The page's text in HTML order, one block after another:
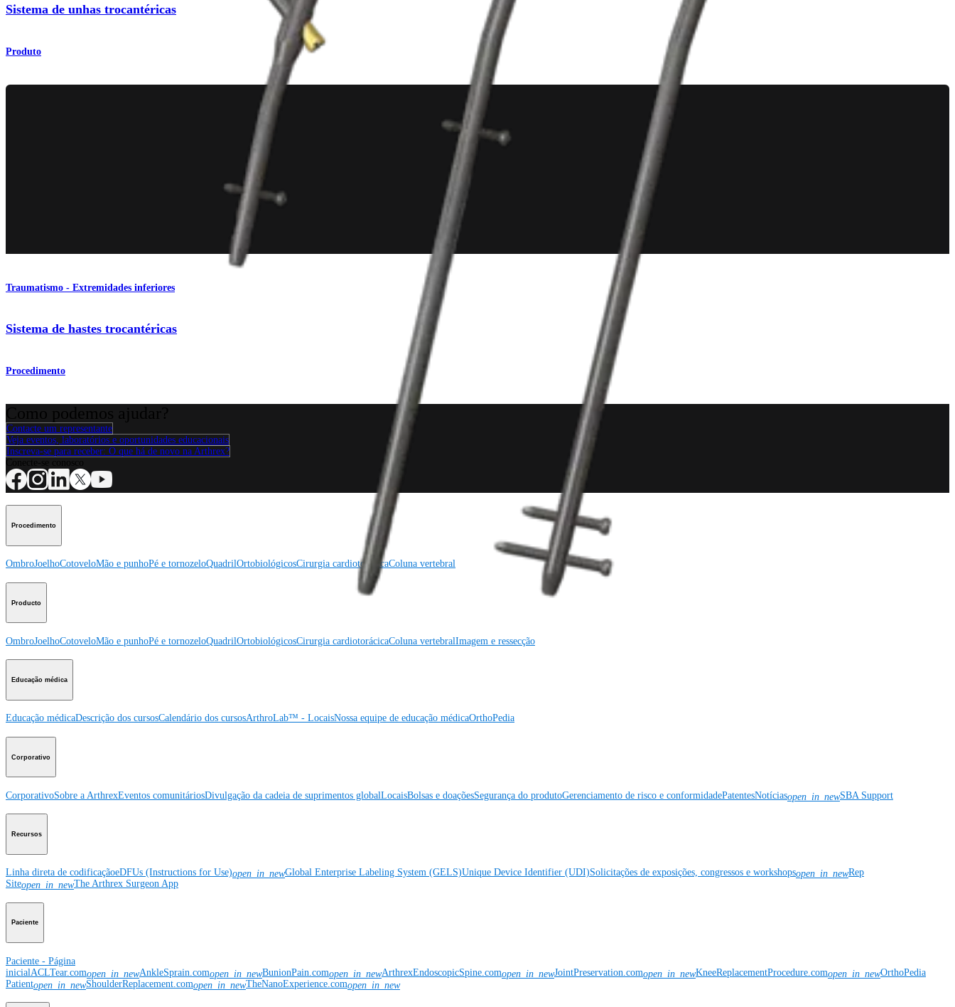
Sistema de unhas trocantéricas
Produto
Traumatismo - Extremidades inferiores
Sistema de hastes trocantéricas
Procedimento
Contacte um representante
Veja eventos, laboratórios e oportunidades educacionais
Inscreva-se para receber: O que há de novo na Arthrex?
Procedimento
OmbroJoelhoCotoveloMão e punhoPé e tornozeloQuadrilOrtobiológicosCirurgia cardiotorácicaColuna vertebral
Producto
OmbroJoelhoCotoveloMão e punhoPé e tornozeloQuadrilOrtobiológicosCirurgia cardiotorácicaColuna vertebralImagem e ressecção
Educação médica
Educação médicaDescrição dos cursosCalendário dos cursosArthroLab™ - LocaisNossa equipe de educação médicaOrthoPedia
Corporativo
CorporativoSobre a ArthrexEventos comunitáriosDivulgação da cadeia de suprimentos globalLocaisBolsas e doaçõesSegurança do produtoGerenciamento de risco e conformidadePatentesNotíciasopen_in_newSBA Support
Recursos
Linha direta de codificaçãoeDFUs (Instructions for Use)open_in_newGlobal Enterprise Labeling System (GELS)Unique Device Identifier (UDI)Solicitações de exposições, congressos e workshopsopen_in_newRep
Siteopen_in_newThe Arthrex Surgeon App
Paciente
Paciente - Página
inicialACLTear.comopen_in_newAnkleSprain.comopen_in_newBunionPain.comopen_in_newArthrexEndoscopicSpine.comopen_in_newJointPreservation.comopen_in_newKneeReplacementProcedure.comopen_in_newOrthoPedia
Patientopen_in_newShoulderReplacement.comopen_in_newTheNanoExperience.comopen_in_new